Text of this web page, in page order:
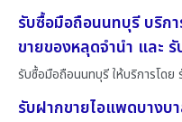
รับซื้อมือถือนนทบุรี บริก
ขายของหลุดจำนำ และ
รับซื้อมือถือนนทบุรี ให้บริการโดย
รับฝากขายไอแพดบางบ